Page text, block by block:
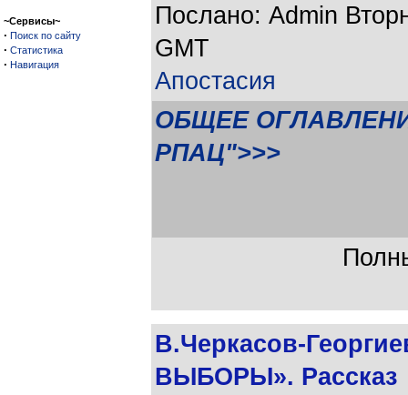
~Сервисы~
· Поиск по сайту
· Статистика
· Навигация
Послано: Admin
GMT
Апостасия
ОБЩЕЕ
РПАЦ">>>
В.Черкасов-
ВЫБОРЫ». Рассказ